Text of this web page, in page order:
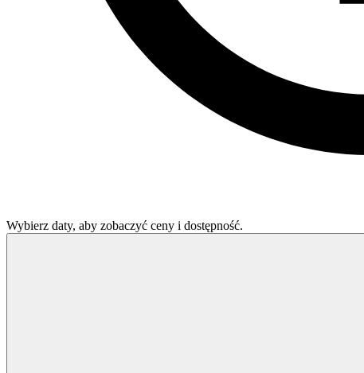
Wybierz daty, aby zobaczyć ceny i dostępność.